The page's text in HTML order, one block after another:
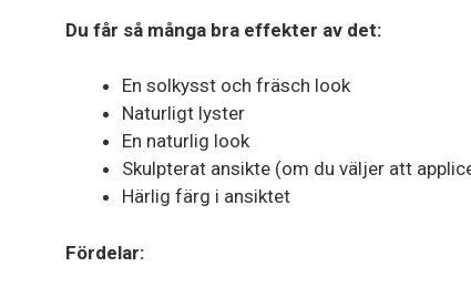
Du får så många bra effekter av det:
En solkysst och fräsch look
Naturligt lyster
En naturlig look
Skulpterat ansikte (om du väljer att
Härlig färg i ansiktet
Fördelar: